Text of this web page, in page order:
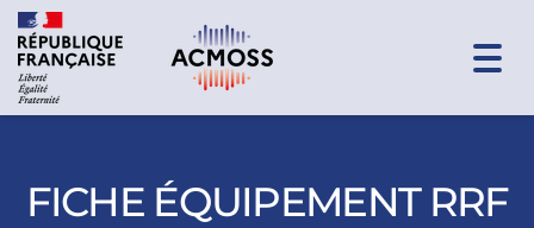
FICHE ÉQUIPEMENT RRF